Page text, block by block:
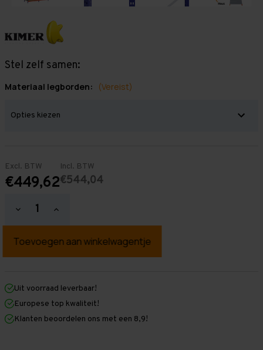
Stel zelf samen:
Materiaal legborden: (Vereist)
Excl. BTW
€449,62
Incl. BTW
€544,04
Hoeveelheid
verlagen
Grootvakstelling
mm
mm
x
1.000
mm
Hoeveelheid
verhogen
Grootvakstelling
mm
mm
1.000
mm
Uit voorraad leverbaar!
Europese top kwaliteit!
Klanten beoordelen ons met een 8,9!